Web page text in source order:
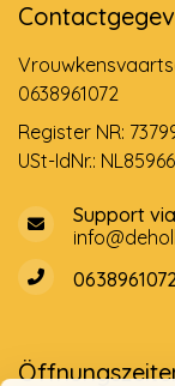
0638961072
Register NR:
USt-IdNr.:
Support